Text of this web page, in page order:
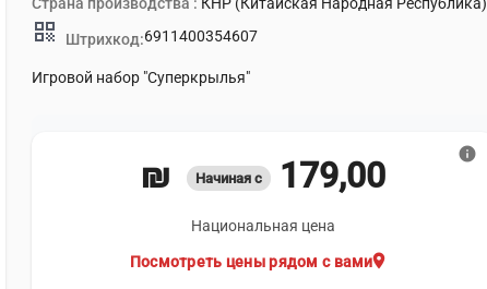
qr_code Штрихкод:6911400354607
Игровой набор "Суперкрылья"
Начиная с 179,00 ₪
Национальная цена
location_on
Посмотреть цены рядом с вами
info